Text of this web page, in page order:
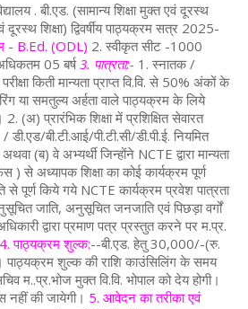
. बी.एड. (सामान्य शिक्षा मुक्त एवं दूरस्थ
दूरस्थ शिक्षा) द्विवर्षीय पाठ्यक्रम सत्र 2025-
- B.Ed. (ODL) 2. स्वीकृत सीट -1000
05 बर्ष3. पात्रता:- 1. स्नातक /
किती मान्यता प्राप्त वि.वि. से 50% अंकों के
या समतुल्य अर्हता वाले पाठ्यक्रम के लिये
(अ) प्रारंभिक शिक्षा में प्रशिक्षित सेवारत
बी.टी.आई/पी.टी.सी/डी.पी.ई. नियमित
(ब) वे अभ्यर्थी जिन्होंने NCTE द्वारा मान्यता
) से अध्यापक शिक्षा का कोई कार्यक्रम पूर्ण
से पूर्ण किये गये NCTE कार्यक्रम प्रवेश पात्रता
जाति, अनुसूचित जनजाति एवं पिछड़ा वर्गों
द्वारा प्रमाण पत्र प्रस्तुत करने पर म.प्र.
4. पाठ्यक्रम शुल्क:--बी.एड. हेतु 30,000/-(रु.
पाठ्यक्रम शुल्क की राशि काउंसिलिंग के समय
म..प्र.भोज मुक्त वि.वि. भोपाल को देय होगी।
नहीं की जायेगी। 5. आवेदन का तरीका एवं